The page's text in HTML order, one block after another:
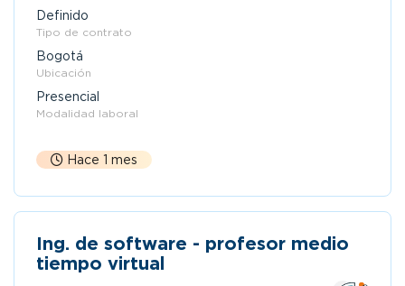
Definido
Tipo de contrato
Bogotá
Ubicación
Presencial
Modalidad laboral
Hace 1 mes
Ing. de software - profesor medio
tiempo virtual